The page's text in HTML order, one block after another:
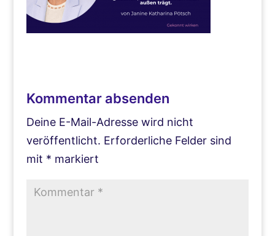
Kommentar absenden
Deine E-Mail-Adresse wird nicht
veröffentlicht. Erforderliche Felder sind
mit * markiert